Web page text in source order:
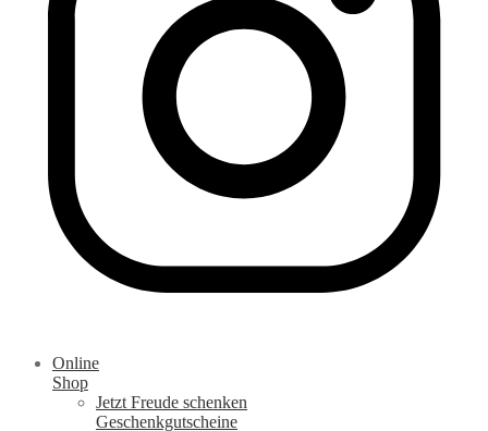
Online
Shop
Jetzt Freude schenken
Geschenkgutscheine